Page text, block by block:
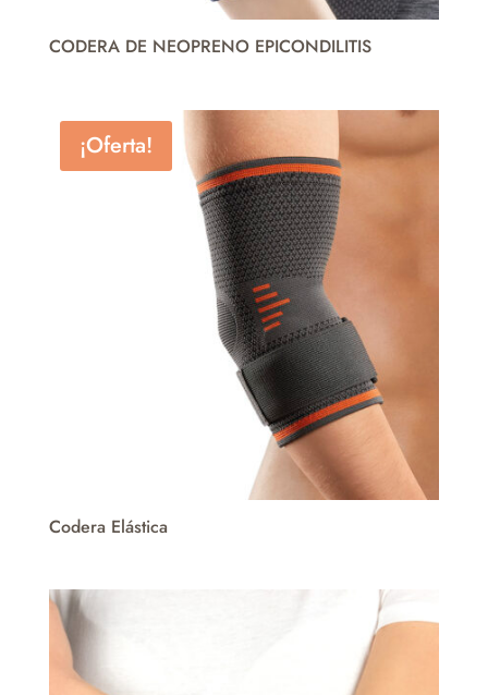
CODERA DE NEOPRENO EPICONDILITIS
¡Oferta!
Codera Elástica